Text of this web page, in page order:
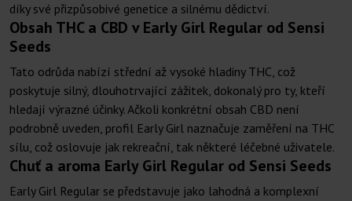
díky své přizpůsobivé genetice a silnému dědictví.
Obsah THC a CBD v Early Girl Regular od Sensi
Seeds
Tato odrůda nabízí střední až vysoké hladiny THC, což
poskytuje silný, dlouhotrvající zážitek, dokonalý pro ty, kteří
hledají výrazné účinky. Ačkoli konkrétní obsah CBD není
podrobně uveden, profil Early Girl naznačuje zaměření na THC
sílu, což oslovuje jak rekreační, tak některé léčebné uživatele.
Chuť a aroma Early Girl Regular od Sensi Seeds
Early Girl Regular se představuje jako lahodná a komplexní